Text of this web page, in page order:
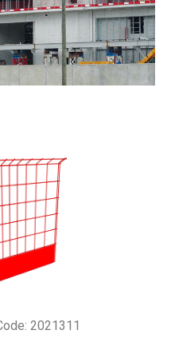
2021311